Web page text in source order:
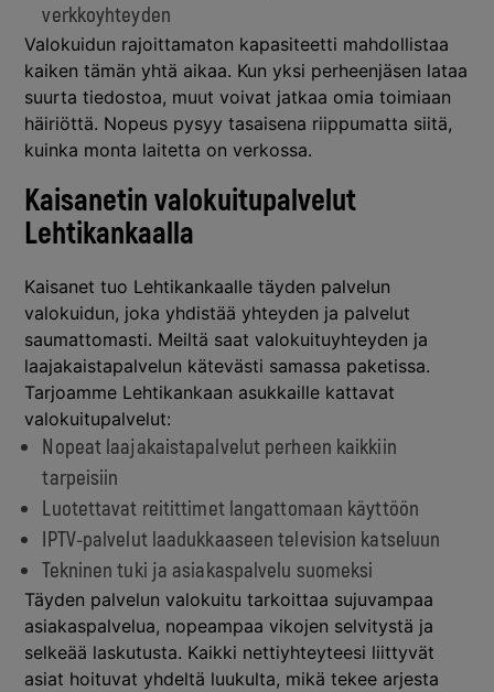
verkkoyhteyden
Valokuidun rajoittamaton kapasiteetti mahdollistaa
kaiken tämän yhtä aikaa. Kun yksi perheenjäsen lataa
suurta tiedostoa, muut voivat jatkaa omia toimiaan
häiriöttä. Nopeus pysyy tasaisena riippumatta siitä,
kuinka monta laitetta on verkossa.
Kaisanetin valokuitupalvelut
Lehtikankaalla
Kaisanet tuo Lehtikankaalle täyden palvelun
valokuidun, joka yhdistää yhteyden ja palvelut
saumattomasti. Meiltä saat valokuituyhteyden ja
laajakaistapalvelun kätevästi samassa paketissa.
Tarjoamme Lehtikankaan asukkaille kattavat
valokuitupalvelut:
Nopeat laajakaistapalvelut perheen kaikkiin
tarpeisiin
Luotettavat reitittimet langattomaan käyttöön
IPTV-palvelut laadukkaaseen television katseluun
Tekninen tuki ja asiakaspalvelu suomeksi
Täyden palvelun valokuitu tarkoittaa sujuvampaa
asiakaspalvelua, nopeampaa vikojen selvitystä ja
selkeää laskutusta. Kaikki nettiyhteyteesi liittyvät
asiat hoituvat yhdeltä luukulta, mikä tekee arjesta